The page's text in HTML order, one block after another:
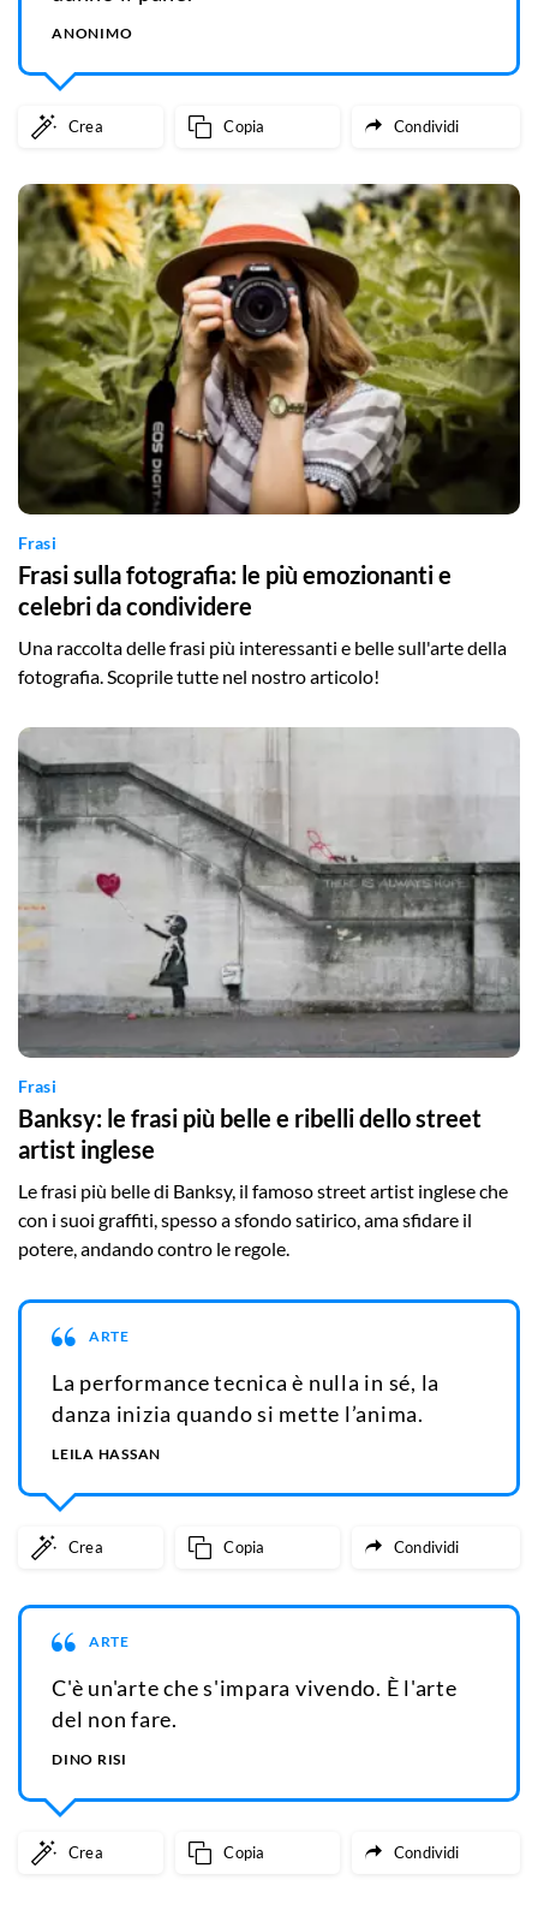
ANONIMO
Crea Copia Condividi
Frasi
Frasi sulla fotografia: le più emozionanti e
celebri da condividere
Una raccolta delle frasi più interessanti e belle sull'arte della
fotografia. Scoprile tutte nel nostro articolo!
Frasi
Banksy: le frasi più belle e ribelli dello street
artist inglese
Le frasi più belle di Banksy, il famoso street artist inglese che
con i suoi graffiti, spesso a sfondo satirico, ama sfidare il
potere, andando contro le regole.
ARTE
La performance tecnica è nulla in sé, la
danza inizia quando si mette l’anima.
LEILA HASSAN
Crea Copia Condividi
ARTE
C'è un'arte che s'impara vivendo. È l'arte
del non fare.
DINO RISI
Crea Copia Condividi